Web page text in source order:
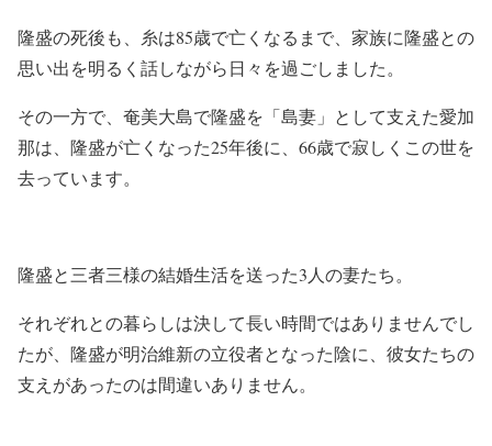
隆盛の死後も、糸は85歳で亡くなるまで、家族に隆盛との
思い出を明るく話しながら日々を過ごしました。
その一方で、奄美大島で隆盛を「島妻」として支えた愛加
那は、隆盛が亡くなった25年後に、66歳で寂しくこの世を
去っています。
隆盛と三者三様の結婚生活を送った3人の妻たち。
それぞれとの暮らしは決して長い時間ではありませんでし
たが、隆盛が明治維新の立役者となった陰に、彼女たちの
支えがあったのは間違いありません。